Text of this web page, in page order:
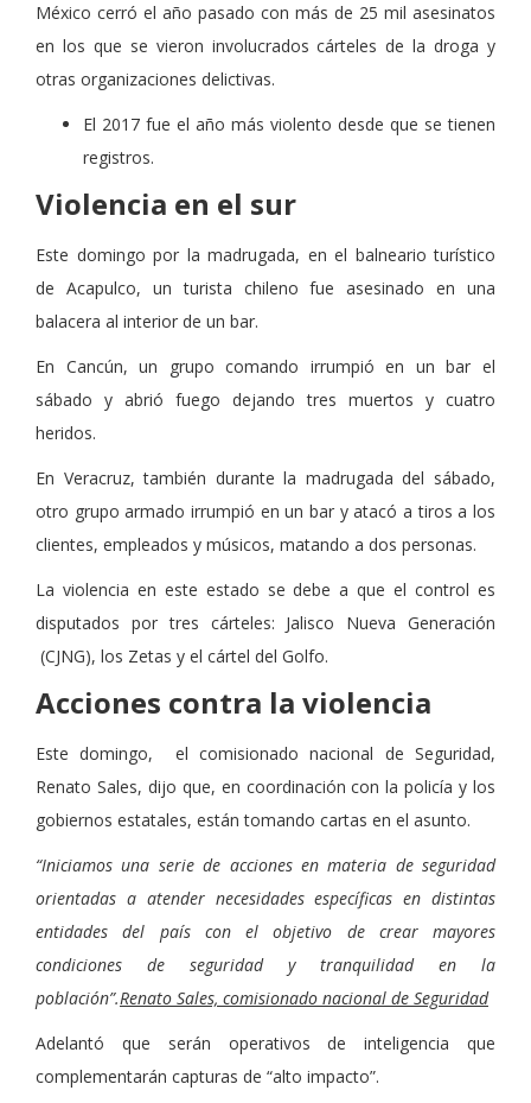
México cerró el año pasado con más de 25 mil asesinatos
en los que se vieron involucrados cárteles de la droga y
otras organizaciones delictivas.
El 2017 fue el año más violento desde que se tienen
registros.
Violencia en el sur
Este domingo por la madrugada, en el balneario turístico
de Acapulco, un turista chileno fue asesinado en una
balacera al interior de un bar.
En Cancún, un grupo comando irrumpió en un bar el
sábado y abrió fuego dejando tres muertos y cuatro
heridos.
En Veracruz, también durante la madrugada del sábado,
otro grupo armado irrumpió en un bar y atacó a tiros a los
clientes, empleados y músicos, matando a dos personas.
La violencia en este estado se debe a que el control es
disputados por tres cárteles: Jalisco Nueva Generación
(CJNG), los Zetas y el cártel del Golfo.
Acciones contra la violencia
Este domingo, el comisionado nacional de Seguridad,
Renato Sales, dijo que, en coordinación con la policía y los
gobiernos estatales, están tomando cartas en el asunto.
“Iniciamos una serie de acciones en materia de seguridad
orientadas a atender necesidades específicas en distintas
entidades del país con el objetivo de crear mayores
condiciones de seguridad y tranquilidad en la
población”.Renato Sales, comisionado nacional de Seguridad
Adelantó que serán operativos de inteligencia que
complementarán capturas de “alto impacto”.